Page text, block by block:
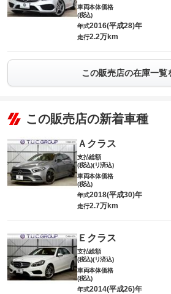
車両本体価格
(税込)
年式2016(平成28)年
走行2.2万km
この販売店の在庫一覧
この販売店の新着車種
Ａクラス
支払総額
(税込)(リ済込)
車両本体価格
(税込)
年式2018(平成30)年
走行2.7万km
Ｅクラス
支払総額
(税込)(リ済込)
車両本体価格
(税込)
年式2014(平成26)年